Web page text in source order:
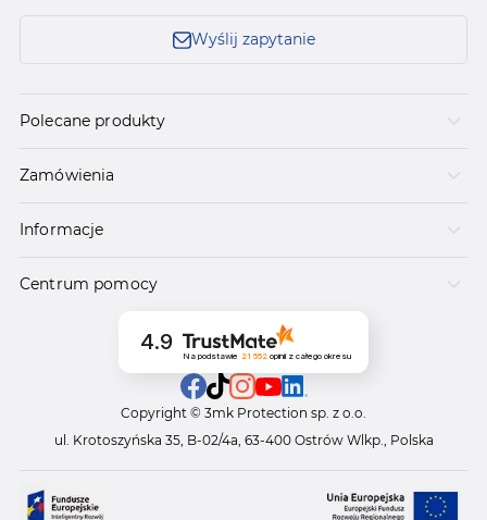
Wyślij zapytanie
Polecane produkty
Zamówienia
Informacje
Centrum pomocy
4.9
Na podstawie 21 552 opinii z całego okresu
Copyright © 3mk Protection sp. z o.o.
ul. Krotoszyńska 35, B-02/4a, 63-400 Ostrów Wlkp., Polska